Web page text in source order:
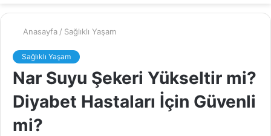
...
Anasayfa / Sağlıklı Yaşam
Sağlıklı Yaşam
Nar Suyu Şekeri Yükseltir mi?
Diyabet Hastaları İçin Güvenli
mi?